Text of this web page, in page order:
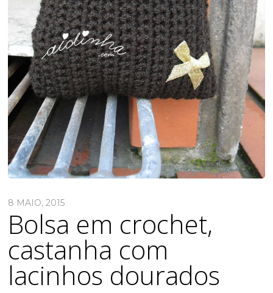
8 MAIO, 2015
Bolsa em crochet,
castanha com
lacinhos dourados